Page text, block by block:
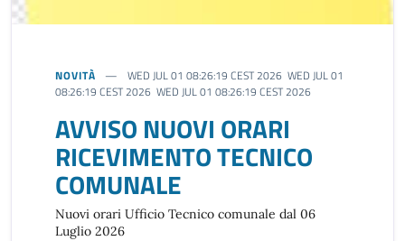
NOVITÀ
WED JUL 01 08:26:19 CEST 2026 WED JUL 01
08:26:19 CEST 2026 WED JUL 01 08:26:19 CEST 2026
AVVISO NUOVI ORARI
RICEVIMENTO TECNICO
COMUNALE
Nuovi orari Ufficio Tecnico comunale dal 06
Luglio 2026